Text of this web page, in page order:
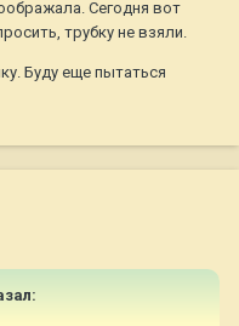
Сегодня вот
трубку не взяли.
Буду еще пытаться